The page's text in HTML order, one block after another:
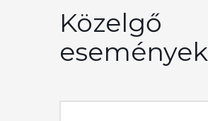
Közelgő
események